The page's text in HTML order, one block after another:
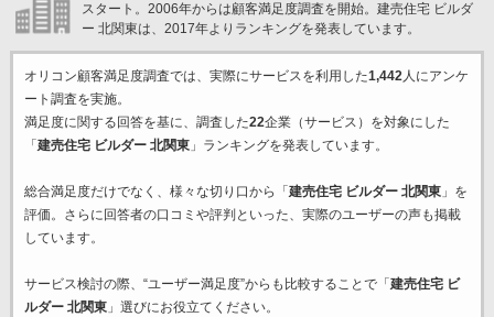
スタート。2006年からは顧客満足度調査を開始。建売住宅 ビルダ
ー 北関東は、2017年よりランキングを発表しています。
オリコン顧客満足度調査では、実際にサービスを利用した1,442人にアンケ
ート調査を実施。
満足度に関する回答を基に、調査した22企業（サービス）を対象にした
「 建売住宅 ビルダー 北関東」ランキングを発表しています。
総合満足度だけでなく、様々な切り口から「 建売住宅 ビルダー 北関東」を
評価。さらに回答者の口コミや評判といった、実際のユーザーの声も掲載
しています。
サービス検討の際、“ユーザー満足度”からも比較することで「 建売住宅 ビ
ルダー 北関東」選びにお役立てください。